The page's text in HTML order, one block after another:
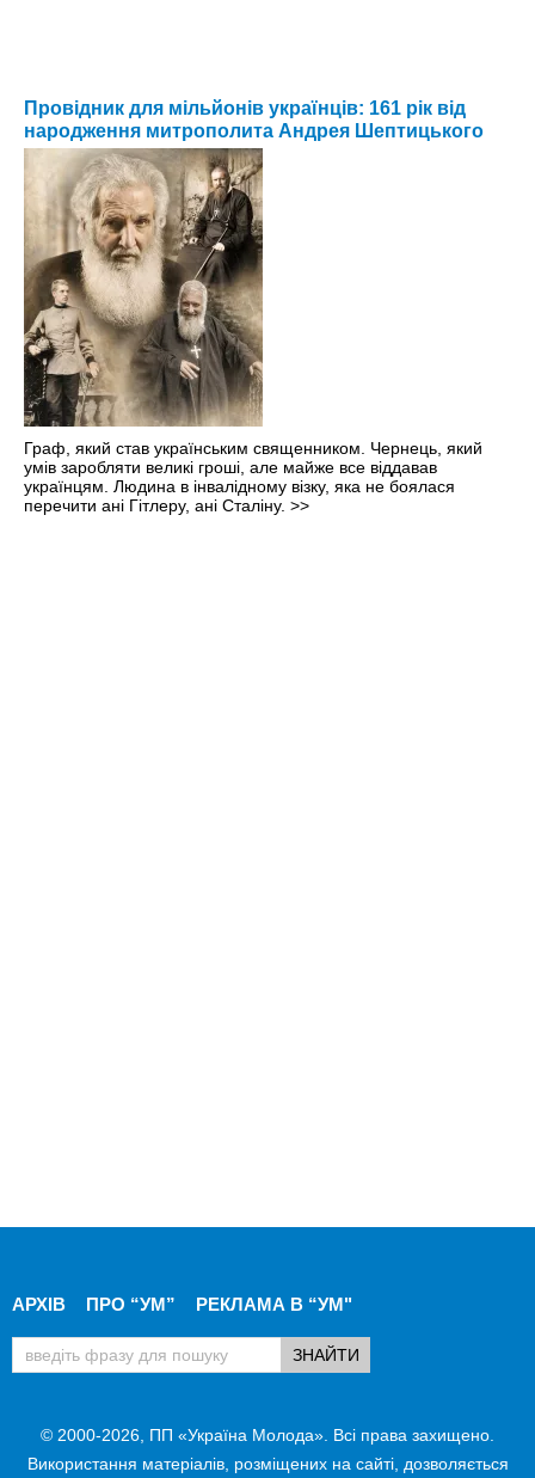
Провідник для мільйонів українців: 161 рік від
народження митрополита Андрея Шептицького
Граф, який став українським священником. Чернець, який
умів заробляти великі гроші, але майже все віддавав
українцям. Людина в інвалідному візку, яка не боялася
перечити ані Гітлеру, ані Сталіну. >>
АРХІВ ПРО “УМ” РЕКЛАМА В “УМ"
© 2000-2026, ПП «Україна Молода». Всі права захищено.
Використання матеріалів, розміщених на сайті, дозволяється